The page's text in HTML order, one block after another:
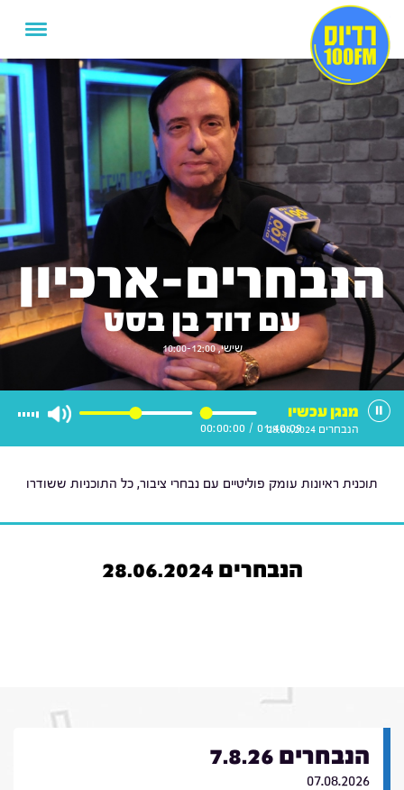
הנבחרים-ארכיון
עם דוד בן בסט
שישי, 10:00-12:00
01:40:09
/
00:00:00
מנגן עכשיו
הנבחרים 28.06.2024
תוכנית ראיונות עומק פוליטיים עם נבחרי ציבור, כל התוכניות ששודרו
הנבחרים 28.06.2024
הנבחרים 7.8.26
07.08.2026